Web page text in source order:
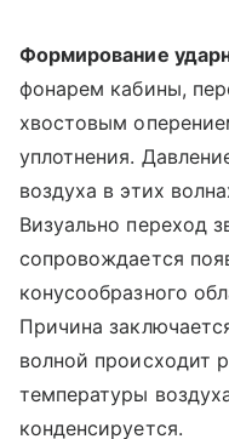
Формирование
фонарем кабины,
хвостовым
уплотнения.
воздуха в этих
Визуально переход
сопровождается
конусообразного
Причина
волной происходит
температуры
конденсируется.